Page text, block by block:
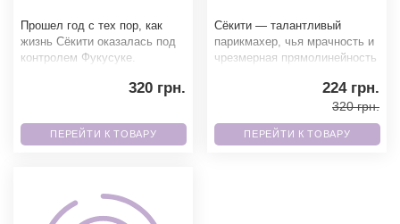
Прошел год с тех пор, как
жизнь Сёкити оказалась под
контролем Фукусуке.
получил всё, к чему стреми
320 грн.
ПЕРЕЙТИ К ТОВАРУ
Сёкити — талантливый
парикмахер, чья мрачность и
чрезмерная прямолинейность
224 грн.
320 грн.
ПЕРЕЙТИ К ТОВАРУ